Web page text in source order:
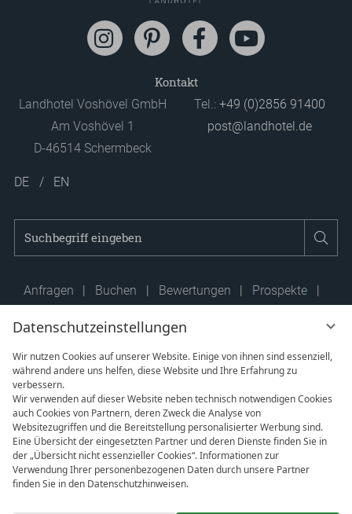
Datenschutzeinstellungen
Wir nutzen Cookies auf unserer Website. Einige von ihnen sind essenziell,
während andere uns helfen, diese Website und Ihre Erfahrung zu
verbessern.
Wir verwenden auf dieser Website neben technisch notwendigen Cookies
auch Cookies von Partnern, deren Zweck die Analyse von
Websitezugriffen und die Bereitstellung personalisierter Werbung sind.
Eine Übersicht der eingesetzten Partner und deren Dienste finden Sie in
der „Übersicht nicht essenzieller Cookies“. Informationen zur
Verwendung Ihrer personenbezogenen Daten durch unsere Partner
finden Sie in den Datenschutzhinweisen.
Kontakt
Landhotel Voshövel GmbH
Am Voshövel 1
D-46514 Schermbeck
Tel.:+49 (0)2856 91400
post@landhotel.de
DE EN
Anfragen Buchen Bewertungen
Prospekte